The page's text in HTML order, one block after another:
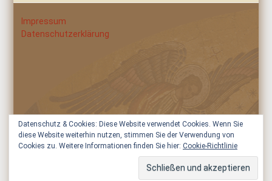
Impressum
Datenschutzerklärung
Datenschutz & Cookies: Diese Website verwendet Cookies. Wenn Sie
diese Website weiterhin nutzen, stimmen Sie der Verwendung von
Cookies zu. Weitere Informationen finden Sie hier: Cookie-Richtlinie